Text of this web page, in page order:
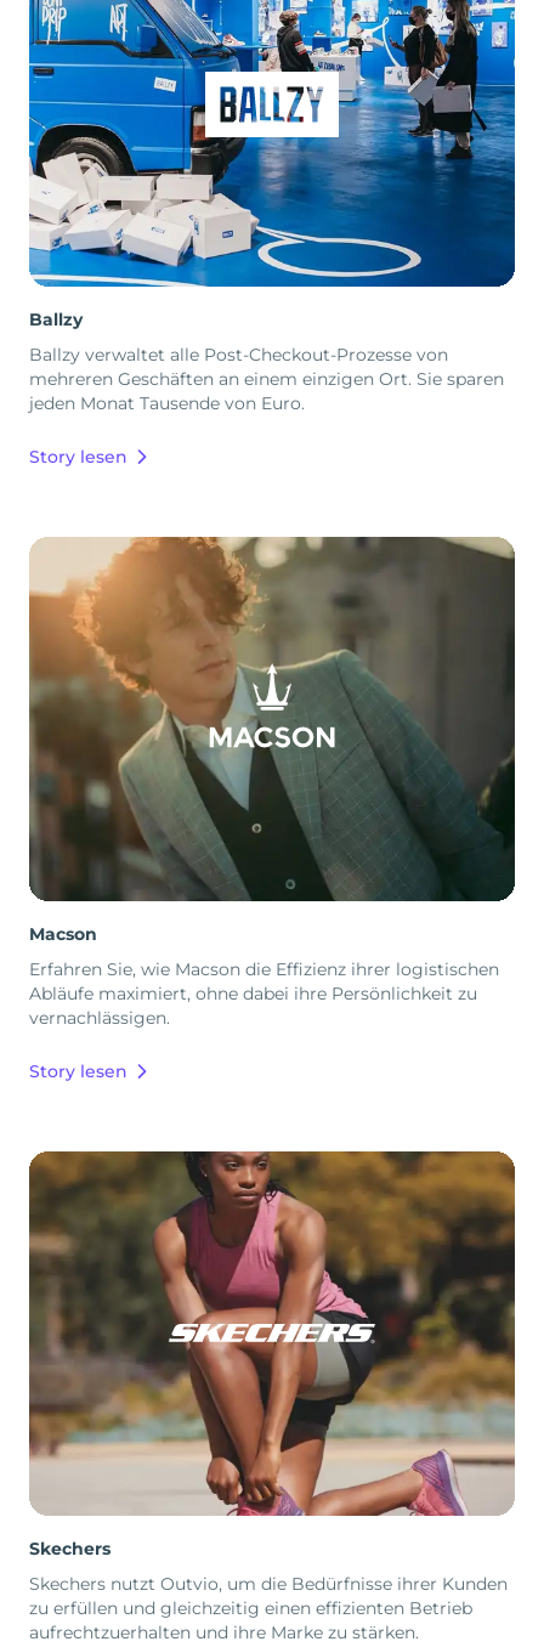
Ballzy
Ballzy verwaltet alle Post-Checkout-Prozesse von
mehreren Geschäften an einem einzigen Ort. Sie sparen
jeden Monat Tausende von Euro.
Story lesen
Macson
Erfahren Sie, wie Macson die Effizienz ihrer logistischen
Abläufe maximiert, ohne dabei ihre Persönlichkeit zu
vernachlässigen.
Story lesen
Skechers
Skechers nutzt Outvio, um die Bedürfnisse ihrer Kunden
zu erfüllen und gleichzeitig einen effizienten Betrieb
aufrechtzuerhalten und ihre Marke zu stärken.